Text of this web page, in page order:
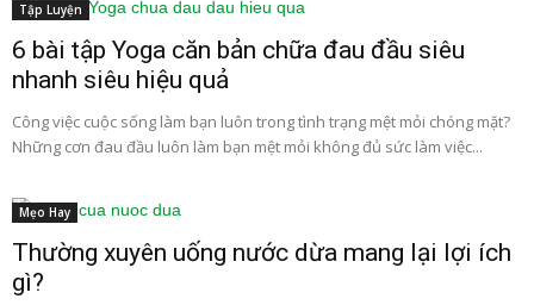
Tập Luyện
6 bài tập Yoga căn bản chữa đau đầu siêu
nhanh siêu hiệu quả
Công việc cuộc sống làm bạn luôn trong tình trạng mệt mỏi chóng mặt?
Những cơn đau đầu luôn làm bạn mệt mỏi không đủ sức làm việc...
Mẹo Hay
Thường xuyên uống nước dừa mang lại lợi ích
gì?